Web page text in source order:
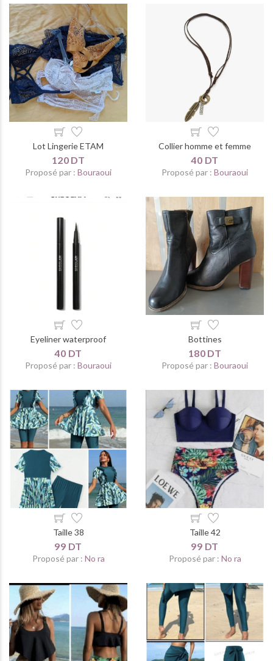
Lot Lingerie ETAM
120 DT
Proposé par : Bouraoui
Collier homme et femme
40 DT
Proposé par : Bouraoui
Eyeliner waterproof
40 DT
Proposé par : Bouraoui
Bottines
180 DT
Proposé par : Bouraoui
Taille 38
99 DT
Proposé par : No ra
Taille 42
99 DT
Proposé par : No ra